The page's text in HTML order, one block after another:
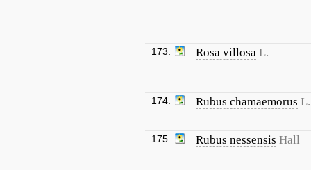
173. Rosa villosa L.
174. Rubus chamaemorus L.
175. Rubus nessensis Hall